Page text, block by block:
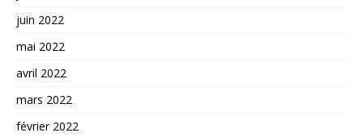
juin 2022
mai 2022
avril 2022
mars 2022
février 2022